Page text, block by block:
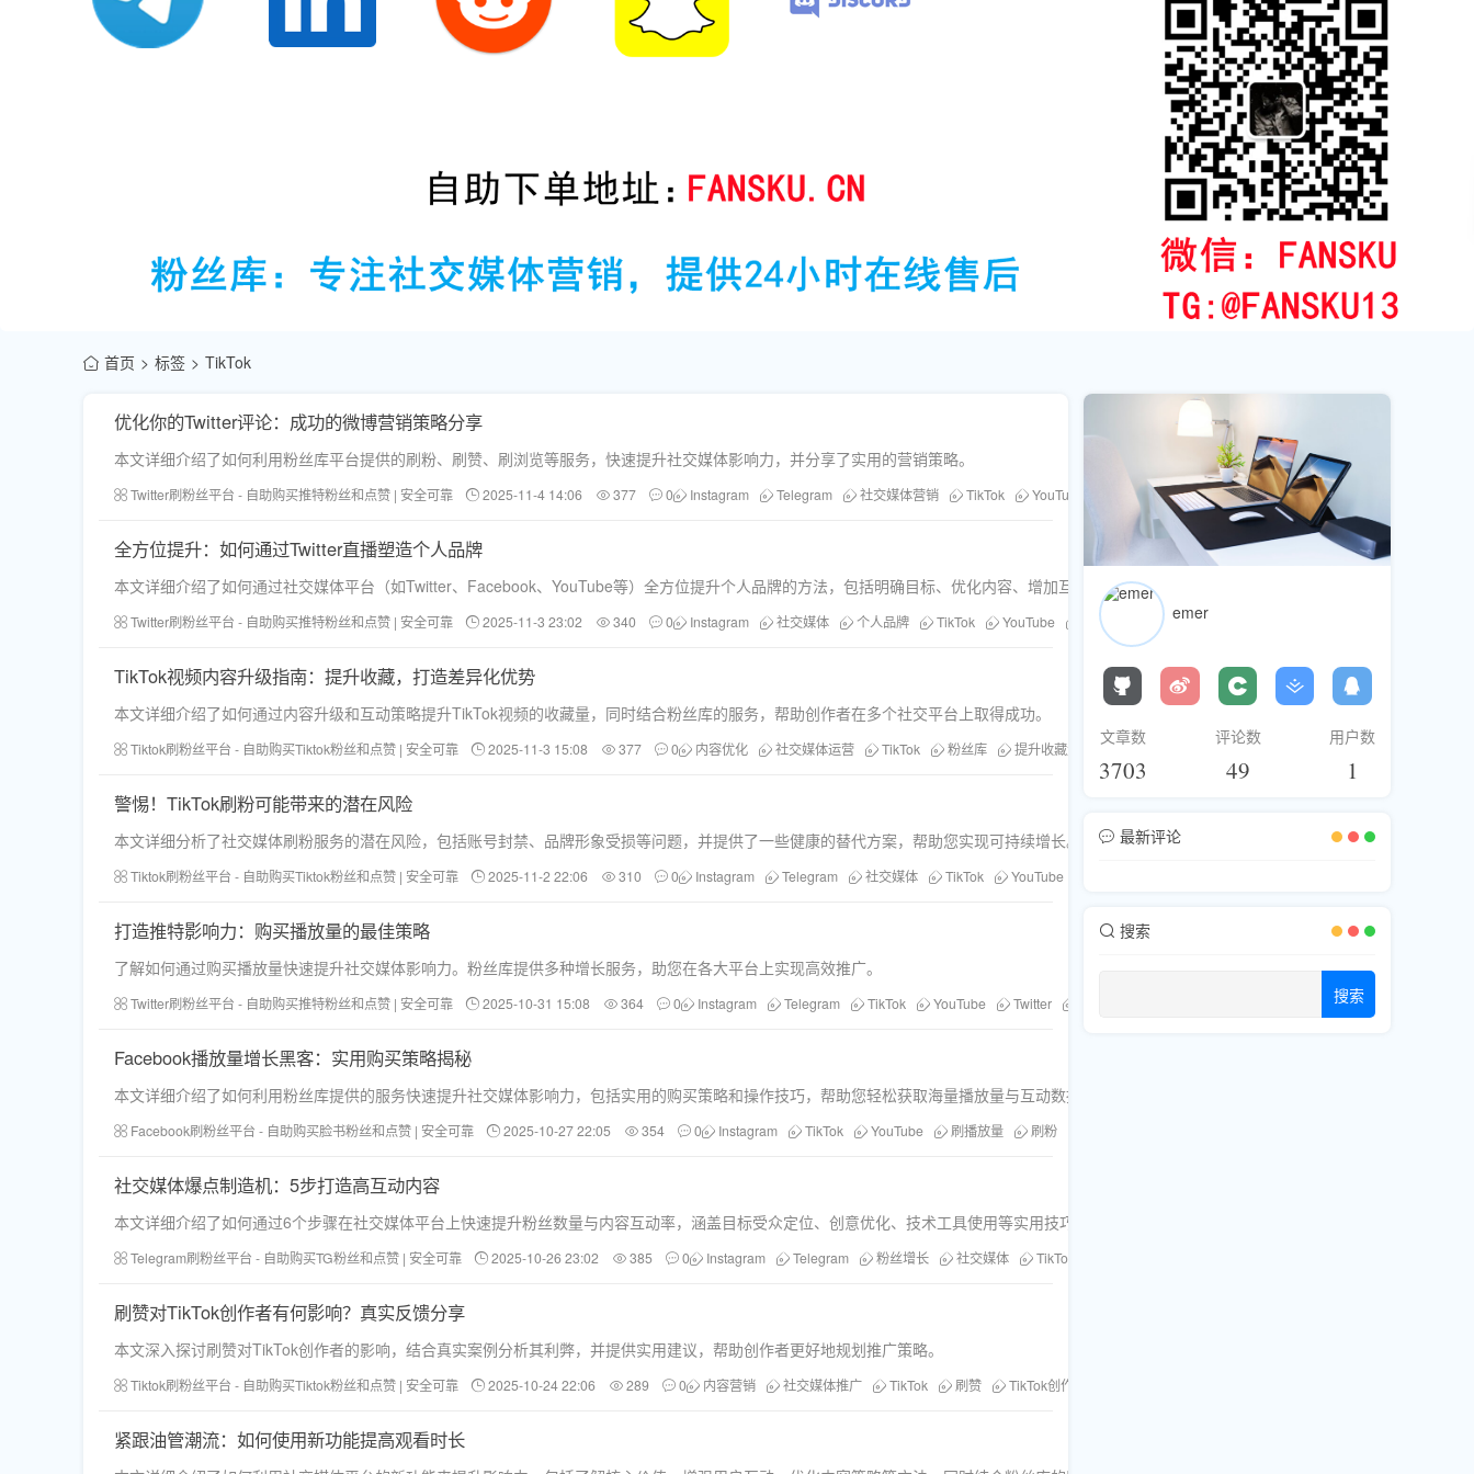
首页 标签 TikTok
优化你的Twitter评论：成功的微博营销策略分享
本文详细介绍了如何利用粉丝库平台提供的刷粉、刷赞、刷浏览等服务，快速提升社交媒体影响力，并分享了实用的营销策略。
Twitter刷粉丝平台 - 自助购买推特粉丝和点赞 | 安全可靠 2025-11-4 14:06 377 0 Instagram Telegram 社交媒体营销 TikTok YouTube Twitter 刷粉 刷赞 Facebook
全方位提升：如何通过Twitter直播塑造个人品牌
本文详细介绍了如何通过社交媒体平台（如Twitter、Facebook、YouTube等）全方位提升个人品牌的方法，包括明确目标、优化内容、增加互动以及借助专业服务扩大影响力。
Twitter刷粉丝平台 - 自助购买推特粉丝和点赞 | 安全可靠 2025-11-3 23:02 340 0 Instagram 社交媒体 个人品牌 TikTok YouTube 刷粉 刷赞 Facebook
TikTok视频内容升级指南：提升收藏，打造差异化优势
本文详细介绍了如何通过内容升级和互动策略提升TikTok视频的收藏量，同时结合粉丝库的服务，帮助创作者在多个社交平台上取得成功。
Tiktok刷粉丝平台 - 自助购买Tiktok粉丝和点赞 | 安全可靠 2025-11-3 15:08 377 0 内容优化 社交媒体运营 TikTok 粉丝库 提升收藏量 差异化优势
警惕！TikTok刷粉可能带来的潜在风险
本文详细分析了社交媒体刷粉服务的潜在风险，包括账号封禁、品牌形象受损等问题，并提供了一些健康的替代方案，帮助您实现可持续增长。
Tiktok刷粉丝平台 - 自助购买Tiktok粉丝和点赞 | 安全可靠 2025-11-2 22:06 310 0 Instagram Telegram 社交媒体 TikTok YouTube
打造推特影响力：购买播放量的最佳策略
了解如何通过购买播放量快速提升社交媒体影响力。粉丝库提供多种增长服务，助您在各大平台上实现高效推广。
Twitter刷粉丝平台 - 自助购买推特粉丝和点赞 | 安全可靠 2025-10-31 15:08 364 0 Instagram Telegram TikTok YouTube Twitter Facebook
Facebook播放量增长黑客：实用购买策略揭秘
本文详细介绍了如何利用粉丝库提供的服务快速提升社交媒体影响力，包括实用的购买策略和操作技巧，帮助您轻松获取海量播放量与互动数据。
Facebook刷粉丝平台 - 自助购买脸书粉丝和点赞 | 安全可靠 2025-10-27 22:05 354 0 Instagram TikTok YouTube 刷播放量 刷粉
社交媒体爆点制造机：5步打造高互动内容
本文详细介绍了如何通过6个步骤在社交媒体平台上快速提升粉丝数量与内容互动率，涵盖目标受众定位、创意优化、技术工具使用等实用技巧。
Telegram刷粉丝平台 - 自助购买TG粉丝和点赞 | 安全可靠 2025-10-26 23:02 385 0 Instagram Telegram 粉丝增长 社交媒体 TikTok
刷赞对TikTok创作者有何影响？真实反馈分享
本文深入探讨刷赞对TikTok创作者的影响，结合真实案例分析其利弊，并提供实用建议，帮助创作者更好地规划推广策略。
Tiktok刷粉丝平台 - 自助购买Tiktok粉丝和点赞 | 安全可靠 2025-10-24 22:06 289 0 内容营销 社交媒体推广 TikTok 刷赞 TikTok创作者
紧跟油管潮流：如何使用新功能提高观看时长
emer
文章数
3703
评论数
49
用户数
1
最新评论
搜索
搜索